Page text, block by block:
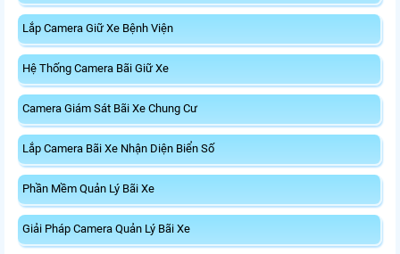
Lắp Camera Giữ Xe Bệnh Viện
Hệ Thống Camera Bãi Giữ Xe
Camera Giám Sát Bãi Xe Chung Cư
Lắp Camera Bãi Xe Nhận Diện Biển Số
Phần Mềm Quản Lý Bãi Xe
Giải Pháp Camera Quản Lý Bãi Xe